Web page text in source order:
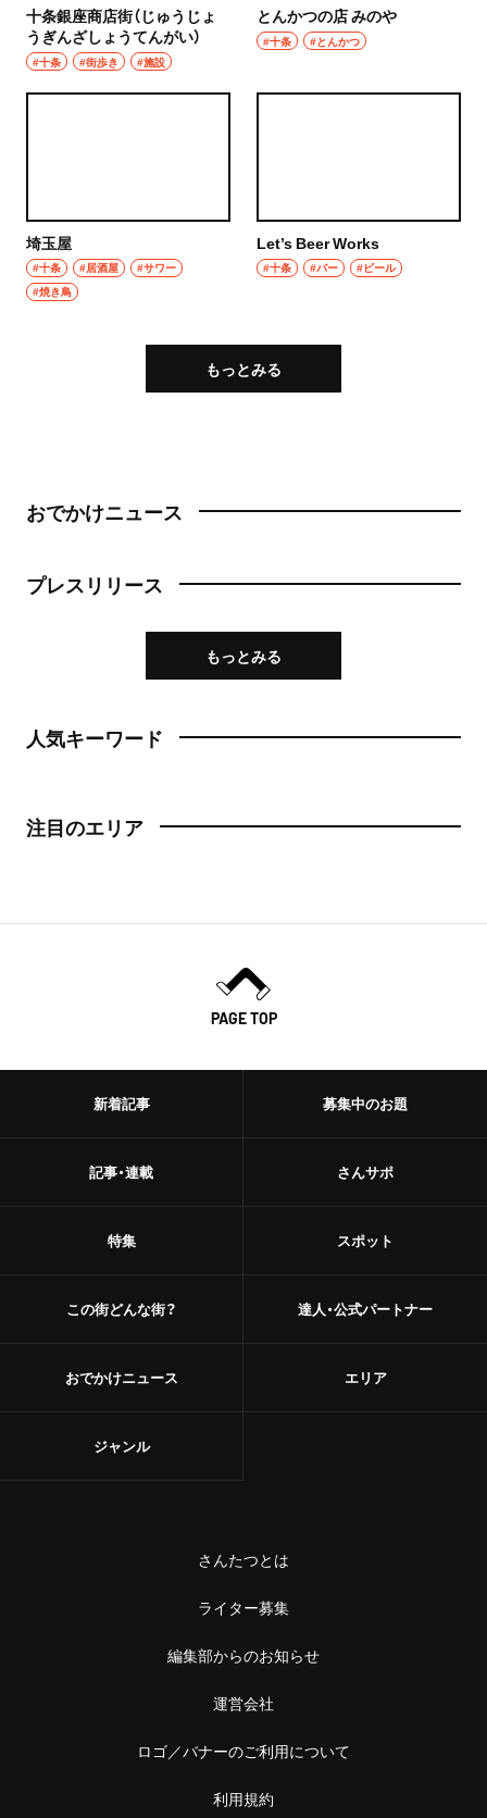
十条銀座商店街（じゅうじょ
うぎんざしょうてんがい）
#十条 #街歩き #施設
とんかつの店 みのや
#十条 #とんかつ
埼玉屋
#十条 #居酒屋
#サワー
#焼き鳥
Let’s Beer Works
#十条 #バー #ビール
もっとみる
おでかけニュース
プレスリリース
もっとみる
人気キーワード
注目のエリア
PAGE TOP
新着記事
記事・連載
特集
この街どんな街？
おでかけニュース
募集中のお題
さんサポ
スポット
達人・公式パートナー
エリア
ジャンル
さんたつとは
ライター募集
編集部からのお知らせ
運営会社
ロゴ／バナーのご利用について
利用規約